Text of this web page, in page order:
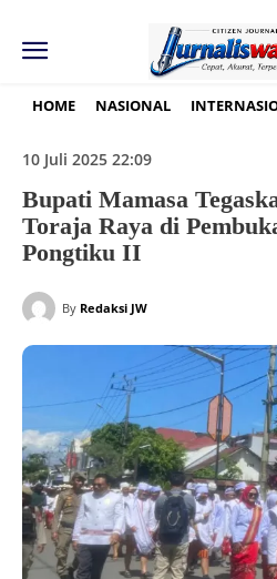
HOME NASIONAL
10 Juli 2025 22:09
Bupati Mamasa
Toraja Raya di
Pongtiku II
By Redaksi JW